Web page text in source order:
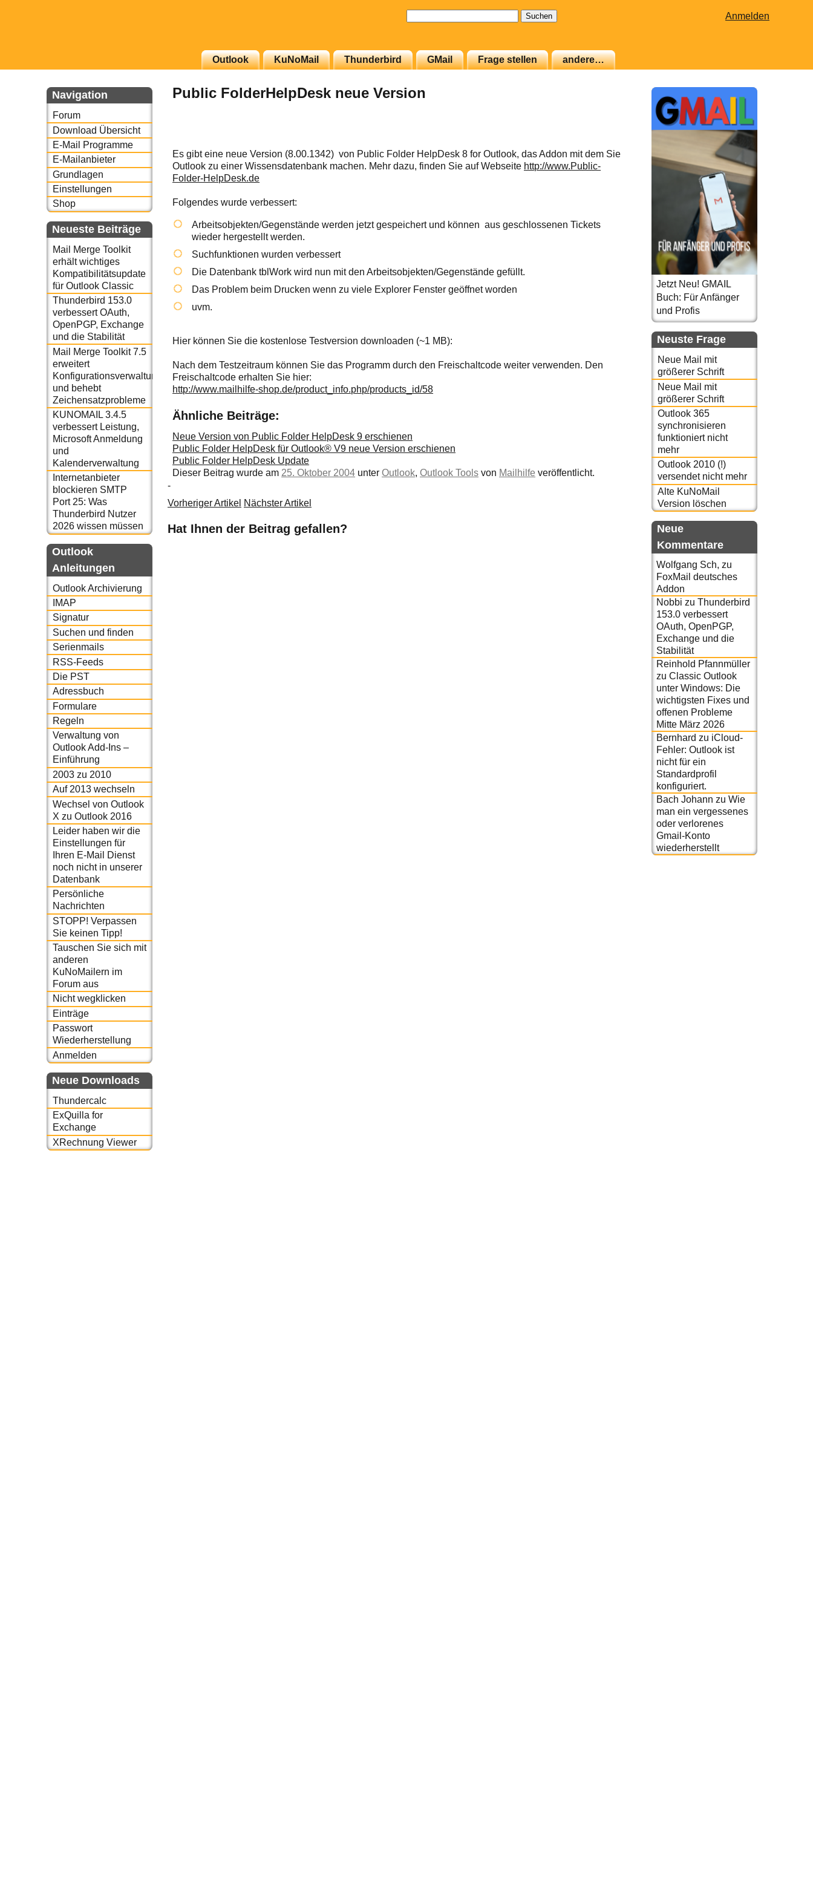
Anmelden
Outlook KuNoMail Thunderbird GMail Frage stellen andere…
Navigation
Forum
Download Übersicht
E-Mail Programme
E-Mailanbieter
Grundlagen
Einstellungen
Shop
Neueste Beiträge
Mail Merge Toolkit
erhält wichtiges
Kompatibilitätsupdate
für Outlook Classic
Thunderbird 153.0
verbessert OAuth,
OpenPGP, Exchange
und die Stabilität
Mail Merge Toolkit 7.5
erweitert
Konfigurationsverwaltung
und behebt
Zeichensatzprobleme
KUNOMAIL 3.4.5
verbessert Leistung,
Microsoft Anmeldung
und
Kalenderverwaltung
Internetanbieter
blockieren SMTP
Port 25: Was
Thunderbird Nutzer
2026 wissen müssen
Outlook
Anleitungen
Outlook Archivierung
IMAP
Signatur
Suchen und finden
Serienmails
RSS-Feeds
Die PST
Adressbuch
Formulare
Regeln
Verwaltung von
Outlook Add-Ins –
Einführung
2003 zu 2010
Auf 2013 wechseln
Wechsel von Outlook
X zu Outlook 2016
Leider haben wir die
Einstellungen für
Ihren E-Mail Dienst
noch nicht in unserer
Datenbank
Persönliche
Nachrichten
STOPP! Verpassen
Sie keinen Tipp!
Tauschen Sie sich mit
anderen
KuNoMailern im
Forum aus
Nicht wegklicken
Einträge
Passwort
Wiederherstellung
Anmelden
Neue Downloads
Thundercalc
ExQuilla for
Exchange
XRechnung Viewer
Public FolderHelpDesk neue Version
Es gibt eine neue Version (8.00.1342) von Public Folder HelpDesk 8 for Outlook, das Addon mit dem Sie
Outlook zu einer Wissensdatenbank machen. Mehr dazu, finden Sie auf Webseite http://www.Public-
Folder-HelpDesk.de
Folgendes wurde verbessert:
Arbeitsobjekten/Gegenstände werden jetzt gespeichert und können aus geschlossenen Tickets
wieder hergestellt werden.
Suchfunktionen wurden verbessert
Die Datenbank tblWork wird nun mit den Arbeitsobjekten/Gegenstände gefüllt.
Das Problem beim Drucken wenn zu viele Explorer Fenster geöffnet worden
uvm.
Hier können Sie die kostenlose Testversion downloaden (~1 MB):
Nach dem Testzeitraum können Sie das Programm durch den Freischaltcode weiter verwenden. Den
Freischaltcode erhalten Sie hier:
http://www.mailhilfe-shop.de/product_info.php/products_id/58
Ähnliche Beiträge:
Neue Version von Public Folder HelpDesk 9 erschienen
Public Folder HelpDesk für Outlook® V9 neue Version erschienen
Public Folder HelpDesk Update
Dieser Beitrag wurde am 25. Oktober 2004 unterOutlook,Outlook Tools von Mailhilfe veröffentlicht.
-
Vorheriger Artikel Nächster Artikel
Hat Ihnen der Beitrag gefallen?
Jetzt Neu! GMAIL
Buch: Für Anfänger
und Profis
Neuste Frage
Neue Mail mit
größerer Schrift
Neue Mail mit
größerer Schrift
Outlook 365
synchronisieren
funktioniert nicht
mehr
Outlook 2010 (!)
versendet nicht mehr
Alte KuNoMail
Version löschen
Neue
Kommentare
Wolfgang Sch, zu
FoxMail deutsches
Addon
Nobbi zu Thunderbird
153.0 verbessert
OAuth, OpenPGP,
Exchange und die
Stabilität
Reinhold Pfannmüller
zu Classic Outlook
unter Windows: Die
wichtigsten Fixes und
offenen Probleme
Mitte März 2026
Bernhard zu iCloud-
Fehler: Outlook ist
nicht für ein
Standardprofil
konfiguriert.
Bach Johann zu Wie
man ein vergessenes
oder verlorenes
Gmail-Konto
wiederherstellt
oder auch